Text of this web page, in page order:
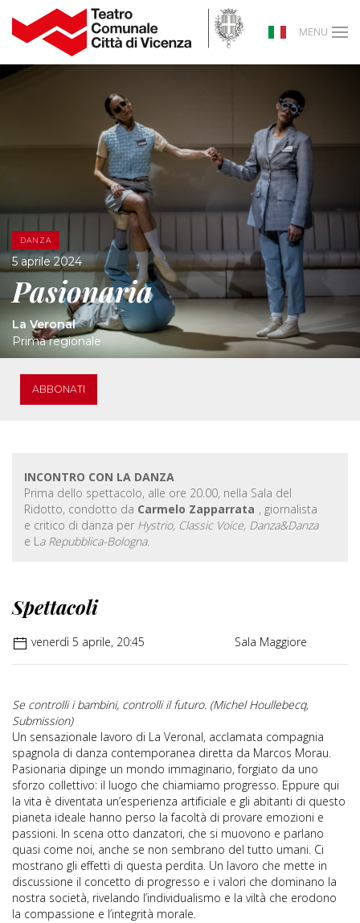
MENU
DANZA
5 aprile 2024
Pasionaria
La Veronal
Prima regionale
ABBONATI
INCONTRO CON LA DANZA
Prima dello spettacolo, alle ore 20.00, nella Sala del
Ridotto, condotto da Carmelo Zapparrata , giornalista
e critico di danza per Hystrio, Classic Voice, Danza&Danza
e La Repubblica-Bologna.
Spettacoli
venerdì 5 aprile, 20:45 Sala Maggiore
Se controlli i bambini, controlli il futuro. (Michel Houllebecq,
Submission)
Un sensazionale lavoro di La Veronal, acclamata compagnia
spagnola di danza contemporanea diretta da Marcos Morau.
Pasionaria dipinge un mondo immaginario, forgiato da uno
sforzo collettivo: il luogo che chiamiamo progresso. Eppure qui
la vita è diventata un’esperienza artificiale e gli abitanti di questo
pianeta ideale hanno perso la facoltà di provare emozioni e
passioni. In scena otto danzatori, che si muovono e parlano
quasi come noi, anche se non sembrano del tutto umani. Ci
mostrano gli effetti di questa perdita. Un lavoro che mette in
discussione il concetto di progresso e i valori che dominano la
nostra società, rivelando l’individualismo e la viltà che erodono
la compassione e l’integrità morale.